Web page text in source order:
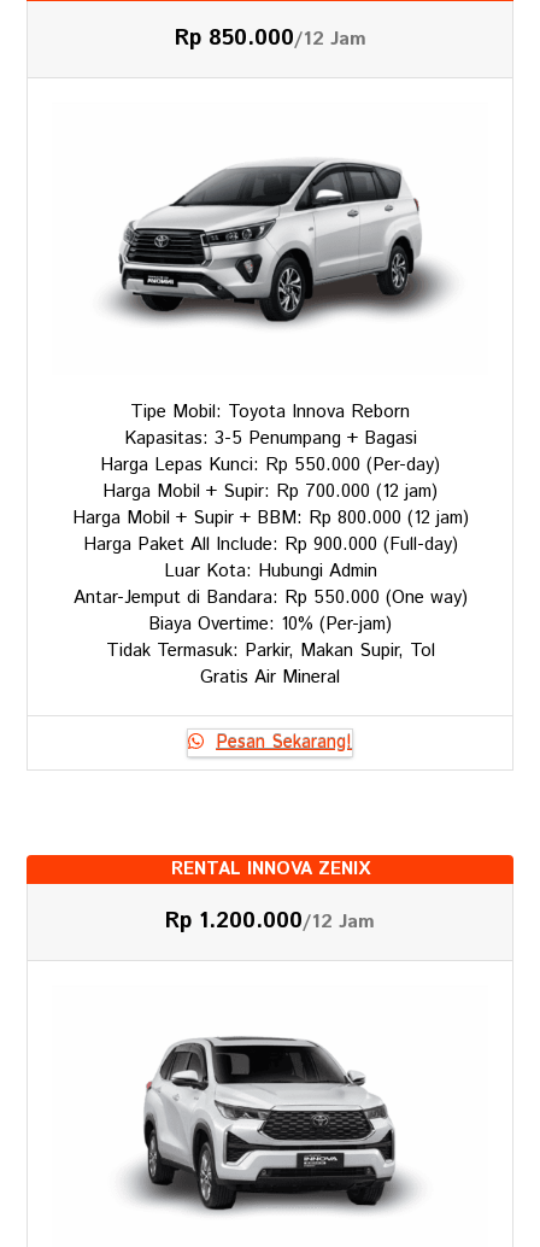
Rp 850.000/12 Jam
Tipe Mobil: Toyota Innova Reborn
Kapasitas: 3-5 Penumpang + Bagasi
Harga Lepas Kunci: Rp 550.000 (Per-day)
Harga Mobil + Supir: Rp 700.000 (12 jam)
Harga Mobil + Supir + BBM: Rp 800.000 (12 jam)
Harga Paket All Include: Rp 900.000 (Full-day)
Luar Kota: Hubungi Admin
Antar-Jemput di Bandara: Rp 550.000 (One way)
Biaya Overtime: 10% (Per-jam)
Tidak Termasuk: Parkir, Makan Supir, Tol
Gratis Air Mineral
Pesan Sekarang!
RENTAL INNOVA ZENIX
Rp 1.200.000/12 Jam